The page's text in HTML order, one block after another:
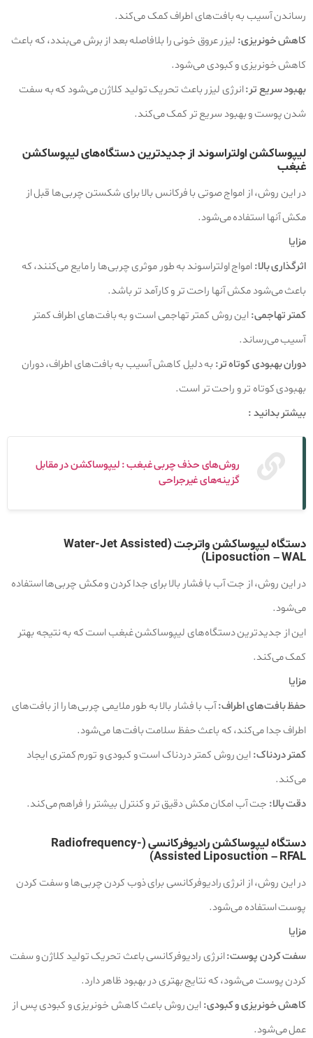
رساندن آسیب به بافت‌های اطراف کمک می‌کند.
کاهش خونریزی: لیزر عروق خونی را بلافاصله بعد از برش می‌بندد، که باعث
کاهش خونریزی و کبودی می‌شود.
بهبود سریع‌ تر:انرژی لیزر باعث تحریک تولید کلاژن می‌شود که به سفت
شدن پوست و بهبود سریع‌ تر کمک می‌کند.
لیپوساکشن اولتراسوند از جدیدترین دستگاه‌های لیپوساکشن
غبغب
در این روش، از امواج صوتی با فرکانس بالا برای شکستن چربی‌ها قبل از
مکش آنها استفاده می‌شود.
مزایا
اثرگذاری بالا:امواج اولتراسوند به طور موثری چربی‌ها را مایع می‌کنند، که
باعث می‌شود مکش آنها راحت‌ تر و کارآمد تر باشد.
کمتر تهاجمی:این روش کمتر تهاجمی است و به بافت‌های اطراف کمتر
آسیب می‌رساند.
دوران بهبودی کوتاه‌ تر: به دلیل کاهش آسیب به بافت‌های اطراف، دوران
بهبودی کوتاه‌ تر و راحت‌ تر است.
بیشتر بدانید :
روش‌های حذف چربی غبغب : لیپوساکشن در مقابل
گزینه‌های غیرجراحی
دستگاه لیپوساکشن واترجت (Water-Jet Assisted
Liposuction – WAL)
در این روش، از جت آب با فشار بالا برای جدا کردن و مکش چربی‌ها استفاده
می‌شود.
این از جدیدترین دستگاه‌های لیپوساکشن غبغب است که به نتیجه بهتر
کمک می‌کند.
مزایا
حفظ بافت‌های اطراف:آب با فشار بالا به طور ملایمی چربی‌ها را از بافت‌های
اطراف جدا می‌کند، که باعث حفظ سلامت بافت‌ها می‌شود.
کمتر دردناک:این روش کمتر دردناک است و کبودی و تورم کمتری ایجاد
می‌کند.
دقت بالا: جت آب امکان مکش دقیق‌ تر و کنترل بیشتر را فراهم می‌کند.
دستگاه لیپوساکشن رادیوفرکانسی (Radiofrequency-
Assisted Liposuction – RFAL)
در این روش، از انرژی رادیوفرکانسی برای ذوب کردن چربی‌ها و سفت کردن
پوست استفاده می‌شود.
مزایا
سفت کردن پوست:انرژی رادیوفرکانسی باعث تحریک تولید کلاژن و سفت
کردن پوست می‌شود، که نتایج بهتری در بهبود ظاهر دارد.
کاهش خونریزی و کبودی:این روش باعث کاهش خونریزی و کبودی پس از
عمل می‌شود.